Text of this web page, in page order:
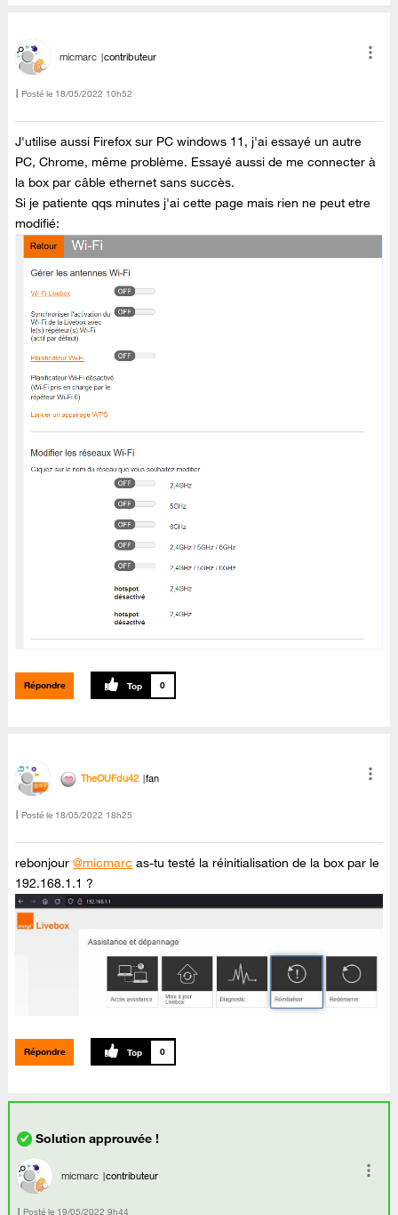
micmarc contributeur
Posté le ‎18/05/2022 10h52
J'utilise aussi Firefox sur PC windows 11, j'ai essayé un autre
PC, Chrome, même problème. Essayé aussi de me connecter à
la box par câble ethernet sans succès.
Si je patiente qqs minutes j'ai cette page mais rien ne peut etre
modifié:
Répondre 0
TheOUFdu42 fan
Posté le ‎18/05/2022 18h25
rebonjour@micmarc as-tu testé la réinitialisation de la box par le
192.168.1.1 ?
Répondre 0
micmarc contributeur
Posté le ‎19/05/2022 9h44